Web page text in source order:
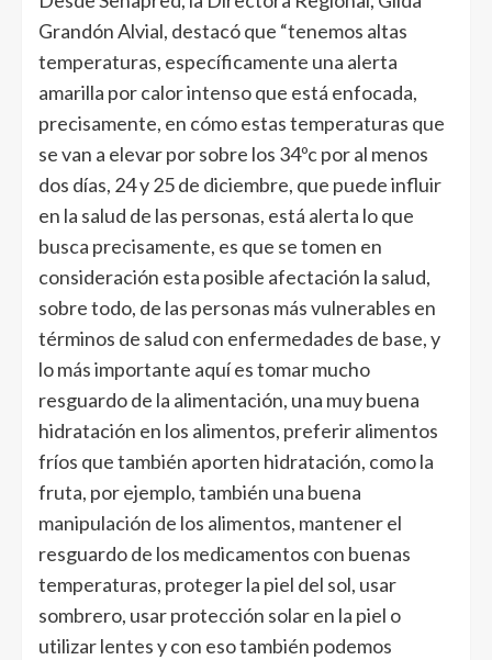
Grandón Alvial, destacó que “tenemos altas
temperaturas, específicamente una alerta
amarilla por calor intenso que está enfocada,
precisamente, en cómo estas temperaturas que
se van a elevar por sobre los 34ºc por al menos
dos días, 24 y 25 de diciembre, que puede influir
en la salud de las personas, está alerta lo que
busca precisamente, es que se tomen en
consideración esta posible afectación la salud,
sobre todo, de las personas más vulnerables en
términos de salud con enfermedades de base, y
lo más importante aquí es tomar mucho
resguardo de la alimentación, una muy buena
hidratación en los alimentos, preferir alimentos
fríos que también aporten hidratación, como la
fruta, por ejemplo, también una buena
manipulación de los alimentos, mantener el
resguardo de los medicamentos con buenas
temperaturas, proteger la piel del sol, usar
sombrero, usar protección solar en la piel o
utilizar lentes y con eso también podemos